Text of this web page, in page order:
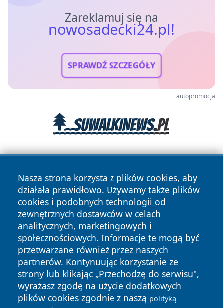
Zareklamuj się na
nowosadecki24.pl!
SPRAWDŹ SZCZEGÓŁY
autopromocja
Nasza strona korzysta z plików cookies, aby
działała prawidłowo. Używamy także plików
cookies i podobnych technologii od
zewnętrznych dostawców w celach
analitycznych, marketingowych i
społecznościowych. Informacje te mogą być
przetwarzane również przez naszych
partnerów. Kontynuując korzystanie ze
strony lub klikając „Przechodzę do serwisu",
wyrażasz zgodę na użycie dodatkowych
plików cookies zgodnie z naszą polityką
Copyright © 2026 nowosadecki24.pl Wszystkie prawa
zastrzeżone.
News Autorzy
Polityka
Prywatności
Polityka
Cookies